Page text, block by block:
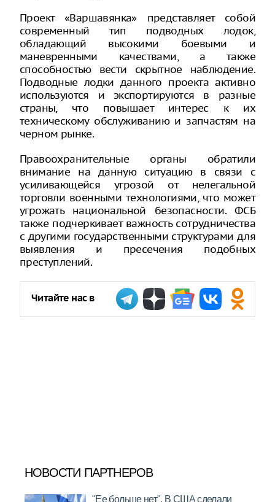
Проект «Варшавянка» представляет собой
современный тип подводных лодок,
обладающий высокими боевыми и
маневренными качествами, а также
способностью вести скрытное наблюдение.
Подводные лодки данного проекта активно
используются и экспортируются в разные
страны, что повышает интерес к их
техническому обслуживанию и запчастям на
черном рынке.
Правоохранительные органы обратили
внимание на данную ситуацию в связи с
усиливающейся угрозой от нелегальной
торговли военными технологиями, что может
угрожать национальной безопасности. ФСБ
также подчеркивает важность сотрудничества
с другими государственными структурами для
выявления и пресечения подобных
преступлений.
Читайте нас в